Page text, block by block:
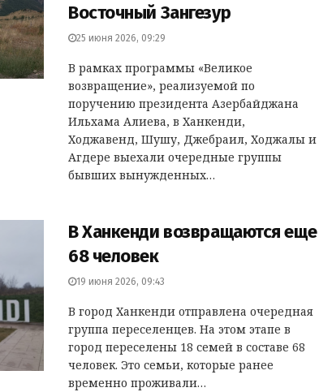
Восточный Зангезур
25 июня 2026, 09:29
В рамках программы «Великое
возвращение», реализуемой по
поручению президента Азербайджана
Ильхама Алиева, в Ханкенди,
Ходжавенд, Шушу, Джебраил, Ходжалы и
Агдере выехали очередные группы
бывших вынужденных…
В Ханкенди возвращаются еще
68 человек
19 июня 2026, 09:43
В город Ханкенди отправлена очередная
группа переселенцев. На этом этапе в
город переселены 18 семей в составе 68
человек. Это семьи, которые ранее
временно проживали…